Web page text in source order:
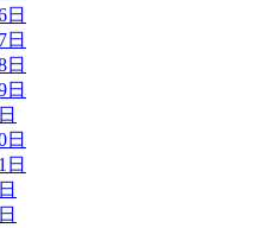
日
日
日
日
日
日